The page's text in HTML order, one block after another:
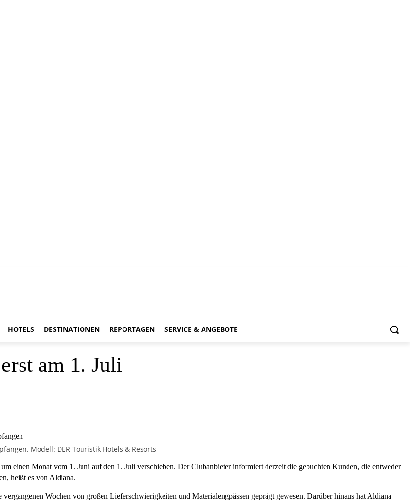
HOTELS DESTINATIONEN REPORTAGEN SERVICE & ANGEBOTE
am 1. Juli
Modell: DER Touristik Hotels & Resorts
einen Monat vom 1. Juni auf den 1. Juli verschieben. Der Clubanbieter informiert derzeit die gebuchten Kunden, die entweder
heißt es von Aldiana.
Wochen von großen Lieferschwierigkeiten und Materialengpässen geprägt gewesen. Darüber hinaus hat Aldiana